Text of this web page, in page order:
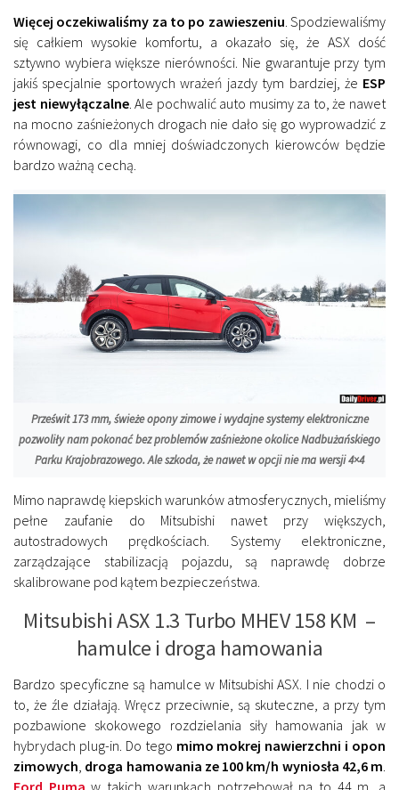
Więcej oczekiwaliśmy za to po zawieszeniu . Spodziewaliśmy
się całkiem wysokie komfortu, a okazało się, że ASX dość
sztywno wybiera większe nierówności. Nie gwarantuje przy tym
jakiś specjalnie sportowych wrażeń jazdy tym bardziej, że ESP
jest niewyłączalne. Ale pochwalić auto musimy za to, że nawet
na mocno zaśnieżonych drogach nie dało się go wyprowadzić z
równowagi, co dla mniej doświadczonych kierowców będzie
bardzo ważną cechą.
Prześwit 173 mm, świeże opony zimowe i wydajne systemy elektroniczne
pozwoliły nam pokonać bez problemów zaśnieżone okolice Nadbużańskiego
Parku Krajobrazowego. Ale szkoda, że nawet w opcji nie ma wersji 4×4
Mimo naprawdę kiepskich warunków atmosferycznych, mieliśmy
pełne zaufanie do Mitsubishi nawet przy większych,
autostradowych prędkościach. Systemy elektroniczne,
zarządzające stabilizacją pojazdu, są naprawdę dobrze
skalibrowane pod kątem bezpieczeństwa.
Mitsubishi ASX 1.3 Turbo MHEV 158 KM –
hamulce i droga hamowania
Bardzo specyficzne są hamulce w Mitsubishi ASX. I nie chodzi o
to, że źle działają. Wręcz przeciwnie, są skuteczne, a przy tym
pozbawione skokowego rozdzielania siły hamowania jak w
hybrydach plug-in. Do tego mimo mokrej nawierzchni i opon
zimowych droga hamowania ze 100 km/h wyniosła 42,6 m
Ford Puma w takich warunkach potrzebował na to 44 m, a